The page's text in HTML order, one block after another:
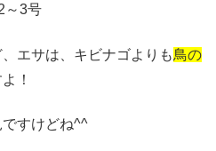
～3号
エサは、キビナゴよりも鳥の
！
すけどね^^